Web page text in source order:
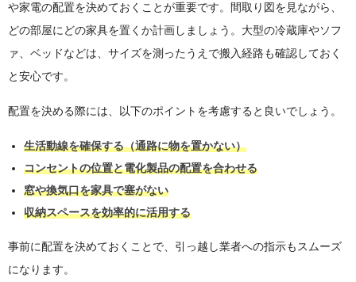
や家電の配置を決めておくことが重要です。間取り図を見ながら、
どの部屋にどの家具を置くか計画しましょう。大型の冷蔵庫やソフ
ァ、ベッドなどは、サイズを測ったうえで搬入経路も確認しておく
と安心です。
配置を決める際には、以下のポイントを考慮すると良いでしょう。
生活動線を確保する（通路に物を置かない）
コンセントの位置と電化製品の配置を合わせる
窓や換気口を家具で塞がない
収納スペースを効率的に活用する
事前に配置を決めておくことで、引っ越し業者への指示もスムーズ
になります。